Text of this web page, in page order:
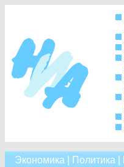
Экономика Политика